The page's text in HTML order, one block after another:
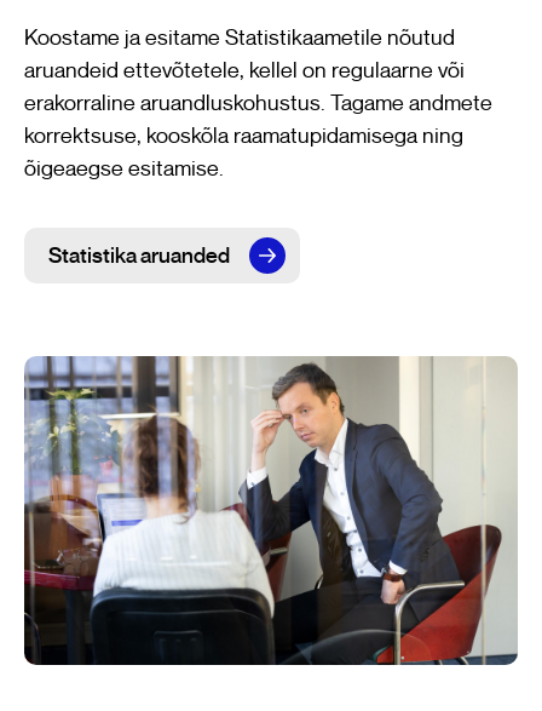
Koostame ja esitame Statistikaametile nõutud
aruandeid ettevõtetele, kellel on regulaarne või
erakorraline aruandluskohustus. Tagame andmete
korrektsuse, kooskõla raamatupidamisega ning
õigeaegse esitamise.
Statistika aruanded